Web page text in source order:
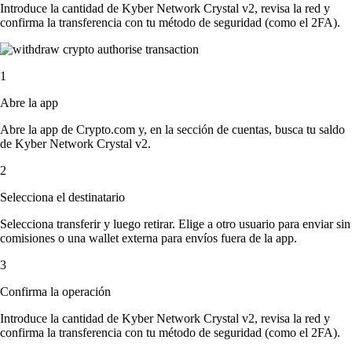
Introduce la cantidad de Kyber Network Crystal v2, revisa la red y
confirma la transferencia con tu método de seguridad (como el 2FA).
1
Abre la app
Abre la app de Crypto.com y, en la sección de cuentas, busca tu saldo
de Kyber Network Crystal v2.
2
Selecciona el destinatario
Selecciona transferir y luego retirar. Elige a otro usuario para enviar sin
comisiones o una wallet externa para envíos fuera de la app.
3
Confirma la operación
Introduce la cantidad de Kyber Network Crystal v2, revisa la red y
confirma la transferencia con tu método de seguridad (como el 2FA).